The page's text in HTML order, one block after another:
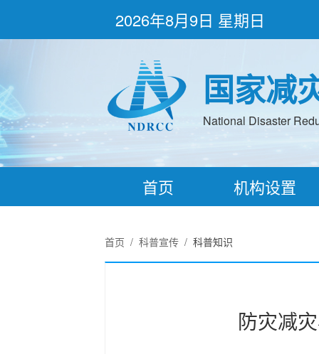
2026年8月9日 星期日
国家减
National Disaster
首页 机构设置
首页 / 科普宣传/ 科普知识
防灾减